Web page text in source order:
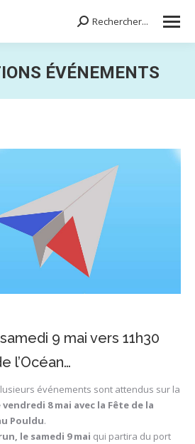
Search:Rechercher...
ÉVÉNEMENTS
9 mai vers 11h30
l’Océan…
événements sont attendus sur la
vendredi 8 mai avec la Fête de la
Pouldu.
le samedi 9 mai qui partira du port